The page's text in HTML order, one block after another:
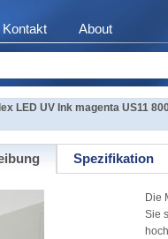
Kontakt About
LED UV Ink magenta US11
Spezifikation
Die
Sie